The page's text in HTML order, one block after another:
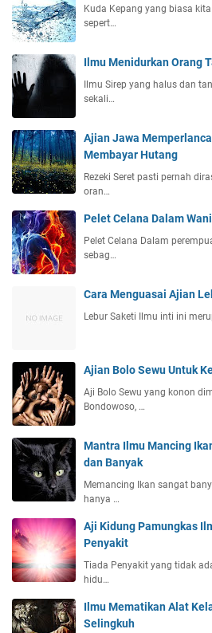
Kuda Kepang yang biasa
sepert…
Ilmu Menidurkan Orang
Ilmu Sirep yang halus dan
sekali…
Ajian Jawa
Membayar Hutang
Rezeki Seret pasti pernah
oran…
Pelet Celana Dalam
Pelet Celana Dalam
sebag…
Cara Menguasai Ajian
Lebur Saketi Ilmu inti ini
Ajian Bolo Sewu Untuk
Aji Bolo Sewu yang konon
Bondowoso, …
Mantra Ilmu Mancing
dan Banyak
Memancing Ikan sangat
hanya …
Aji Kidung Pamungkas
Penyakit
Tiada Penyakit yang tidak
hidu…
Ilmu Mematikan Alat
Selingkuh